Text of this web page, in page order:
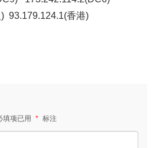
93.179.124.1(香港)
填项已用 * 标注